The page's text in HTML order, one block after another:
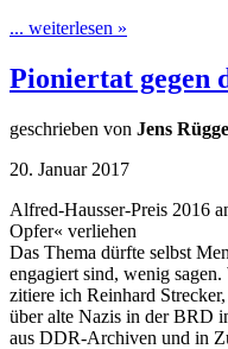
... weiterlesen »
Pioniertat gegen
geschrieben von Jens
20. Januar 2017
Alfred-Hausser-Preis 2016
Opfer« verliehen
Das Thema dürfte selbst
engagiert sind, wenig
zitiere ich Reinhard
über alte Nazis in der BRD
aus DDR-Archiven und in